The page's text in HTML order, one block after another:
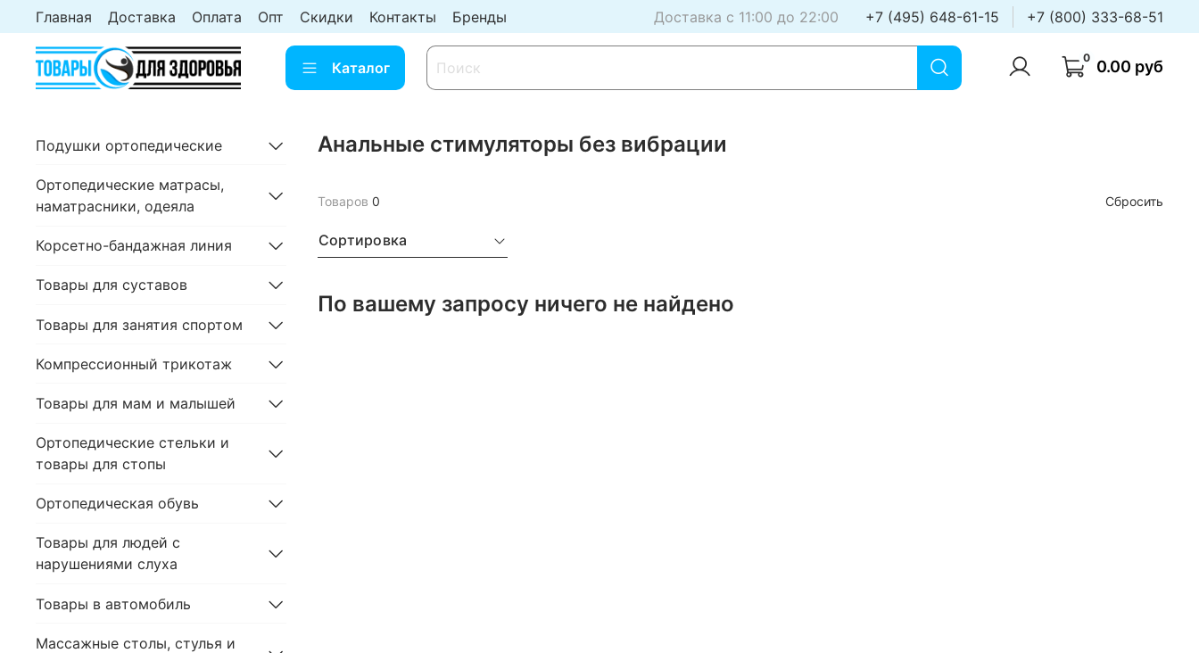
Главная Доставка Оплата Опт Скидки Контакты Бренды Доставка с 11:00 до 22:00 +7 (495) 648-61-15 +7 (800) 333-68-51
Каталог
0 0.00 руб
Анальные стимуляторы без вибрации
Товаров 0 Сбросить
Сортировка
По вашему запросу ничего не найдено
Подушки ортопедические
Ортопедические матрасы,
наматрасники, одеяла
Корсетно-бандажная линия
Товары для суставов
Товары для занятия спортом
Компрессионный трикотаж
Товары для мам и малышей
Ортопедические стельки и
товары для стопы
Ортопедическая обувь
Товары для людей с
нарушениями слуха
Товары в автомобиль
Массажные столы, стулья и